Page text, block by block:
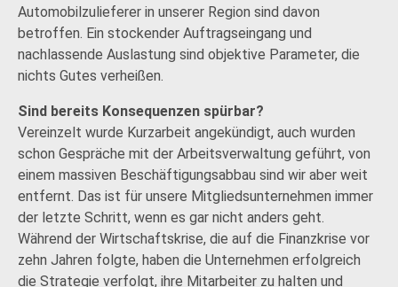
Automobilzulieferer in unserer Region sind davon
betroffen. Ein stockender Auftragseingang und
nachlassende Auslastung sind objektive Parameter, die
nichts Gutes verheißen.
Sind bereits Konsequenzen spürbar?
Vereinzelt wurde Kurzarbeit angekündigt, auch wurden
schon Gespräche mit der Arbeitsverwaltung geführt, von
einem massiven Beschäftigungsabbau sind wir aber weit
entfernt. Das ist für unsere Mitgliedsunternehmen immer
der letzte Schritt, wenn es gar nicht anders geht.
Während der Wirtschaftskrise, die auf die Finanzkrise vor
zehn Jahren folgte, haben die Unternehmen erfolgreich
die Strategie verfolgt, ihre Mitarbeiter zu halten und